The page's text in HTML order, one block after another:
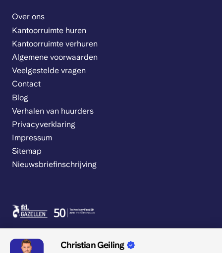
Christian Geiling
Over ons
Kantoorruimte huren
Kantoorruimte verhuren
Algemene voorwaarden
Veelgestelde vragen
Contact
Blog
Verhalen van huurders
Privacyverklaring
Impressum
Sitemap
Nieuwsbriefinschrijving